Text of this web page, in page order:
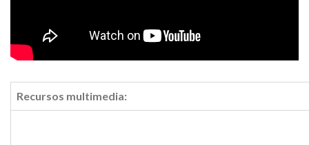
Recursos multimedia: